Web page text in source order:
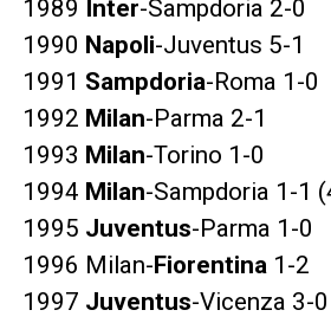
1989 Inter-Sampdoria 2-0
1990 Napoli-Juventus 5-1
1991 Sampdoria-Roma 1-0
1992 Milan-Parma 2-1
1993 Milan-Torino 1-0
1994 Milan-Sampdoria 1-1
1995 Juventus-Parma 1-0
1996 Milan- Fiorentina1-2
1997 Juventus-Vicenza 3-0